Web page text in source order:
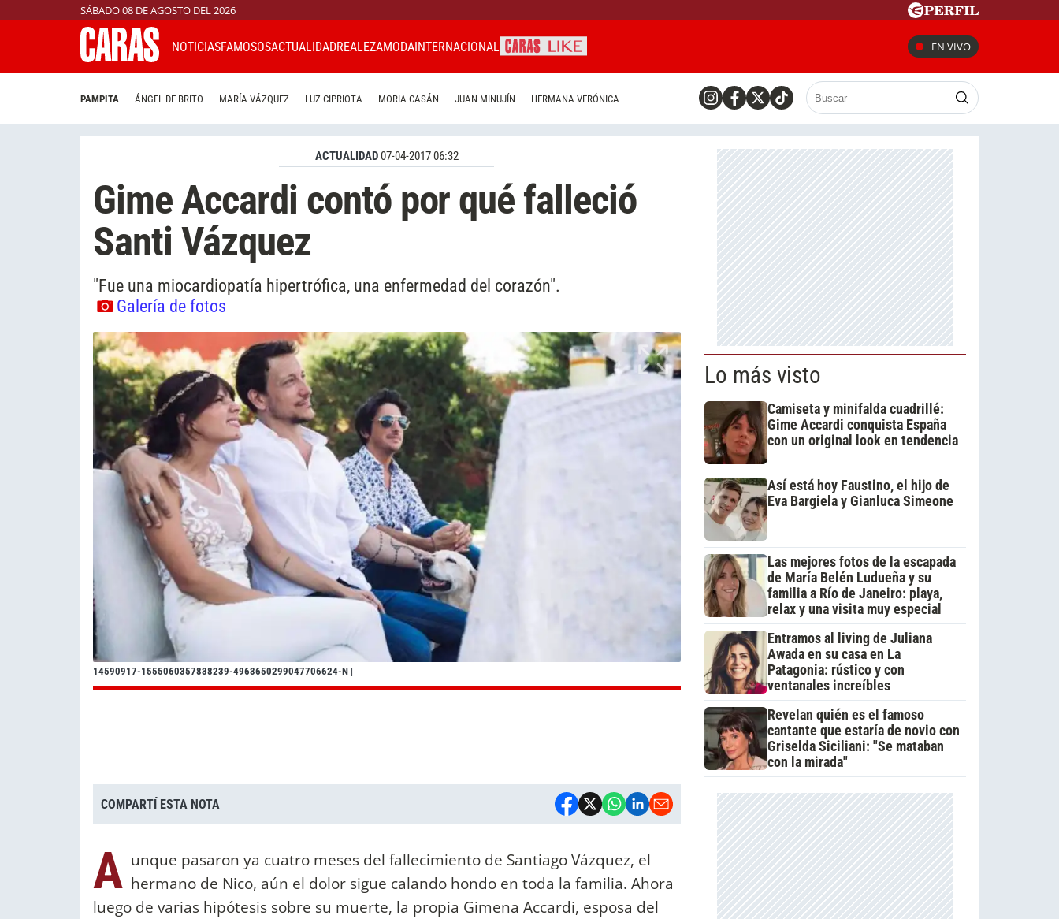
SÁBADO 08 DE AGOSTO DEL 2026
NOTICIASFAMOSOSACTUALIDADREALEZAMODAINTERNACIONAL EN VIVO
PAMPITA ÁNGEL DE BRITO MARÍA VÁZQUEZ LUZ CIPRIOTA MORIA CASÁN JUAN MINUJÍN HERMANA VERÓNICA
ACTUALIDAD07-04-2017 06:32
Gime Accardi contó por qué falleció
Santi Vázquez
"Fue una miocardiopatía hipertrófica, una enfermedad del corazón".
Galería de fotos
14590917-1555060357838239-4963650299047706624-N |
COMPARTÍ ESTA NOTA
A unque pasaron ya cuatro meses del fallecimiento de Santiago Vázquez, el
hermano de Nico, aún el dolor sigue calando hondo en toda la familia. Ahora
luego de varias hipótesis sobre su muerte, la propia Gimena Accardi, esposa del
Lo más visto
Camiseta y minifalda cuadrillé:
Gime Accardi conquista España
con un original look en tendencia
Así está hoy Faustino, el hijo de
Eva Bargiela y Gianluca Simeone
Las mejores fotos de la escapada
de María Belén Ludueña y su
familia a Río de Janeiro: playa,
relax y una visita muy especial
Entramos al living de Juliana
Awada en su casa en La
Patagonia: rústico y con
ventanales increíbles
Revelan quién es el famoso
cantante que estaría de novio con
Griselda Siciliani: "Se mataban
con la mirada"